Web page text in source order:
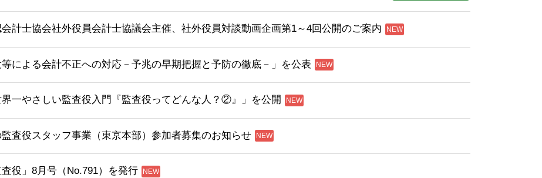
会計士協会社外役員会計士協議会主催、社外役員対談動画企画第1～4回公開のご案内
等による会計不正への対応－予兆の早期把握と予防の徹底－」を公表
一やさしい監査役入門『監査役ってどんな人？②』」を公開
査役スタッフ事業（東京本部）参加者募集のお知らせ
査役」8月号（No.791）を発行